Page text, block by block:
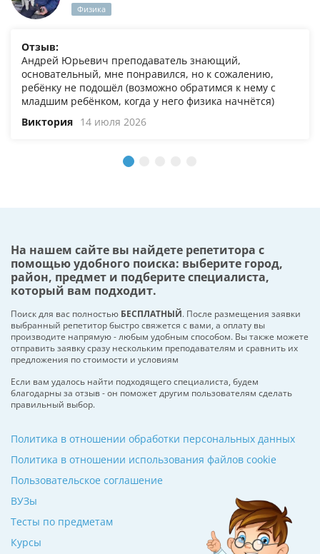
Физика
Отзыв:
Андрей Юрьевич преподаватель знающий,
основательный, мне понравился, но к сожалению,
ребёнку не подошёл (возможно обратимся к нему с
младшим ребёнком, когда у него физика начнётся)
Виктория 14 июля 2026
На нашем сайте вы найдете репетитора с
помощью удобного поиска: выберите город,
район, предмет и подберите специалиста,
который вам подходит.
Поиск для вас полностью БЕСПЛАТНЫЙ. После размещения заявки
выбранный репетитор быстро свяжется с вами, а оплату вы
производите напрямую - любым удобным способом. Вы также можете
отправить заявку сразу нескольким преподавателям и сравнить их
предложения по стоимости и условиям
Если вам удалось найти подходящего специалиста, будем
благодарны за отзыв - он поможет другим пользователям сделать
правильный выбор.
ВУЗы
Тесты по предметам
Курсы
Политика в отношении обработки персональных данных
Политика в отношении использования файлов cookie
Пользовательское соглашение